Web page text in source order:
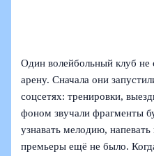
Один волейбольный клуб не
арену. Сначала они
соцсетях: тренировки,
фоном звучали фрагменты
узнавать мелодию,
премьеры ещё не было.